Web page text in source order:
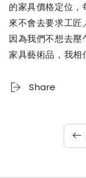
的家具價格定位
來不會去要求工匠
因為我們不想去
家具藝術品，我相
Share